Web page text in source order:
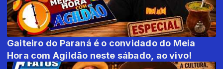
Gaiteiro do Paraná é o convidado do Meia
Hora com Agildão neste sábado, ao vivo!